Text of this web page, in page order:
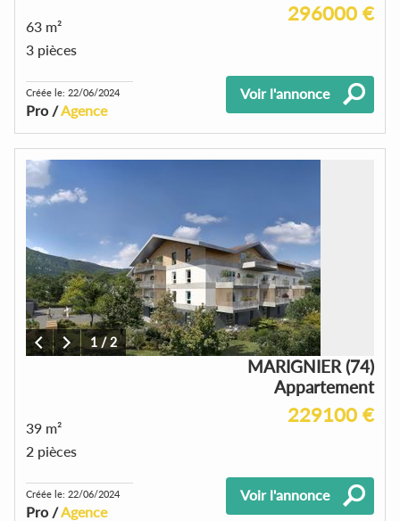
296000 €
63 m²
3 pièces
Créée le: 22/06/2024
Pro /Agence
Voir l'annonce
1/2
MARIGNIER (74)
Appartement
229100 €
39 m²
2 pièces
Créée le: 22/06/2024
Pro /Agence
Voir l'annonce